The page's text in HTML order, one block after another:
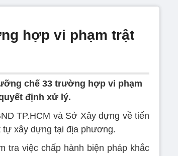
hợp vi phạm trật
chế 33 trường hợp vi phạm
định xử lý.
TP.HCM và Sở Xây dựng về tiến
tự xây dựng tại địa phương.
tra việc chấp hành biện pháp khắc